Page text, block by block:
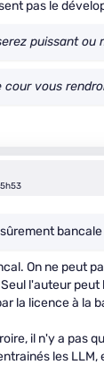
pas le
puissant ou
cour vous
On ne peut
l'auteur peut
la licence à la
il n'y a pas
les